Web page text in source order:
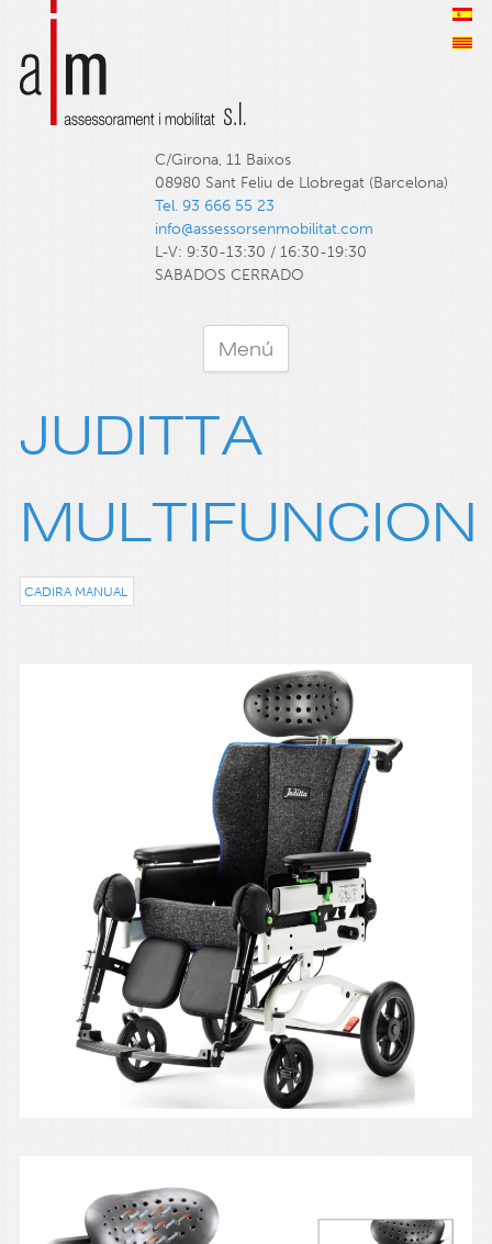
C/Girona, 11 Baixos
08980 Sant Feliu de Llobregat (Barcelona)
Tel. 93 666 55 23
info@assessorsenmobilitat.com
L-V: 9:30-13:30 / 16:30-19:30
SABADOS CERRADO
Menú
JUDITTA
MULTIFUNCION
CADIRA MANUAL